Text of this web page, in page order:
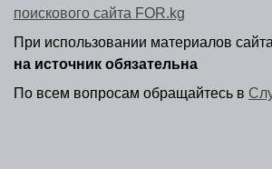
поискового сайта FOR.kg
При использовании материалов
на источник обязательна
По всем вопросам обращайтесь в